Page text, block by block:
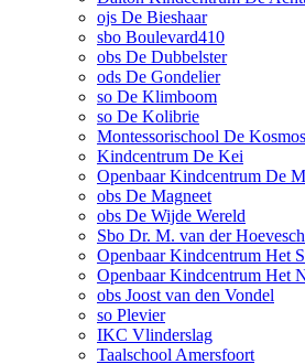
ojs De Bieshaar
sbo Boulevard410
obs De Dubbelster
ods De Gondelier
so De Klimboom
so De Kolibrie
Montessorischool De Kosmos
Kindcentrum De Kei
Openbaar Kindcentrum De
obs De Magneet
obs De Wijde Wereld
Sbo Dr. M. van der
Openbaar Kindcentrum Het
Openbaar Kindcentrum Het
obs Joost van den Vondel
so Plevier
IKC Vlinderslag
Taalschool Amersfoort